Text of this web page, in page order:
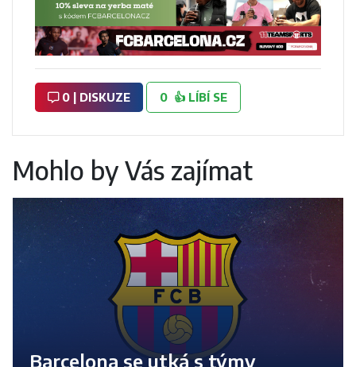
0 | DISKUZE 0 👍 LÍBÍ SE
Mohlo by Vás zajímat
Barcelona se utká s týmy